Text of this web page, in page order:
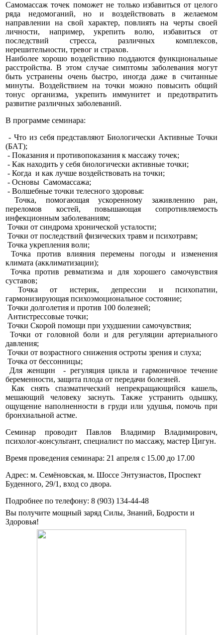
Самомассаж точек поможет не только избавиться от целого
ряда недомоганий, но и воздействовать в желаемом
направлении на свой характер, повлиять на черты своей
личности, например, укрепить волю, избавиться от
последствий стресса, различных комплексов,
нерешительности, тревог и страхов.
Наиболее хорошо воздействию поддаются функциональные
расстройства. В этом случае симптомы заболевания могут
быть устранены очень быстро, иногда даже в считанные
минуты. Воздействием на точки можно повысить общий
тонус организма, укрепить иммунитет и предотвратить
развитие различных заболеваний.
В программе семинара:
- Что из себя представляют Биологически Активные Точки
(БАТ);
- Показания и противопоказания к массажу точек;
- Как находить у себя биологически активные точки;
- Когда и как лучше воздействовать на точки;
- Основы Самомассажа;
- Волшебные точки телесного здоровья:
Точка, помогающая ускоренному заживлению ран,
переломов костей, повышающая сопротивляемость
инфекционным заболеваниям;
Точки от синдрома хронической усталости;
Точки от последствий физических травм и психотравм;
Точка укрепления воли;
Точка против влияния перемены погоды и изменения
климата (акклиматизации);
Точка против ревматизма и для хорошего самочувствия
суставов;
Точка от истерик, депрессии и психопатии,
гармонизирующая психоэмоциональное состояние;
Точки долголетия и против 100 болезней;
Антистрессовые точки;
Точки Скорой помощи при ухудшении самочувствия;
Точки от головной боли и для регуляции артериального
давления;
Точки от возрастного снижения остроты зрения и слуха;
Точка от бессонницы;
Для женщин - регуляция цикла и гармоничное течение
беременности, защита плода от передачи болезней.
Как снять спазматический непрекращающийся кашель,
мешающий человеку заснуть. Также устранить одышку,
ощущение наполненности в груди или удушья, помочь при
бронхиальной астме.
Семинар проводит Павлов Владимир Владимирович,
психолог-консультант, специалист по массажу, мастер Цигун.
Время проведения семинара: 21 апреля с 15.00 до 17.00
Адрес: м. Семёновская, м. Шоссе Энтузиастов, Проспект
Буденного, 29/1, вход со двора.
Подробнее по телефону: 8 (903) 134-44-48
Вы получите мощный заряд Силы, Знаний, Бодрости и
Здоровья!